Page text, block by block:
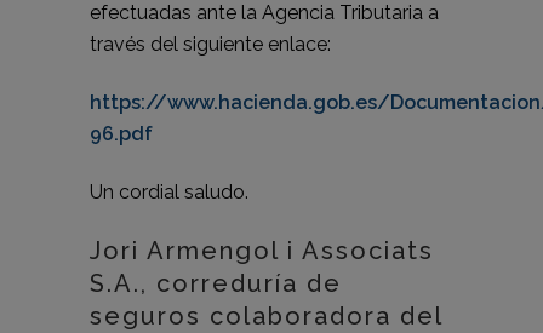
efectuadas ante la Agencia Tributaria a
través del siguiente enlace:
https://www.hacienda.gob.es/
96.pdf
Un cordial saludo.
Jori Armengol i Associats
S.A., correduría de
seguros colaboradora del